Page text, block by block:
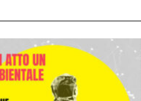
di tumori e morti»: con questi
lanciano la Campagna
in nome del popolo